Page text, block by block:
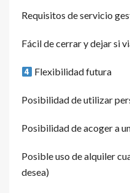
Requisitos de servicio
Fácil de cerrar y dejar si
Flexibilidad futura
Posibilidad de utilizar
Posibilidad de acoger a
Posible uso de alquiler
desea)